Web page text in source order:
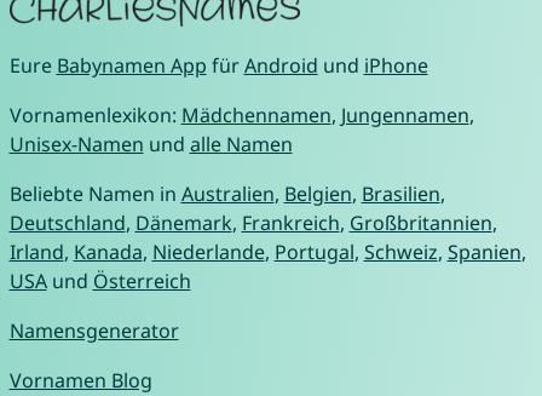
Eure Babynamen App fürAndroid und iPhone
Vornamenlexikon: Mädchennamen, Jungennamen,
Unisex-Namen und alle Namen
Beliebte Namen in Australien, Belgien, Brasilien,
Deutschland, Dänemark, Frankreich, Großbritannien,
Irland, Kanada, Niederlande, Portugal, Schweiz, Spanien,
USAund Österreich
Namensgenerator
Vornamen Blog